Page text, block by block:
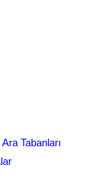
Tabanları